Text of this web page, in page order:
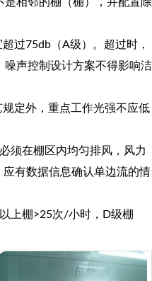
过75db（A级）。超过时，
噪声控制设计方案不得影响洁
定外，重点工作光强不应低
须在棚区内均匀排风，风力
有数据信息确认单边流的情
上棚>25次/小时，D级棚